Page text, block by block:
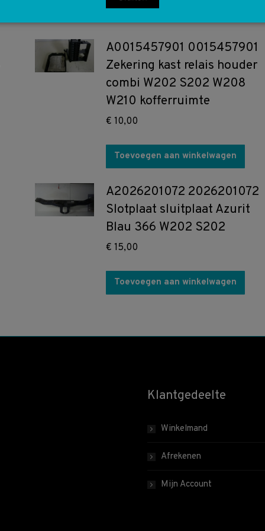
A0015457901 0015457901
Zekering kast relais houder
combi W202 S202 W208
W210 kofferruimte
€ 10,00
Toevoegen aan winkelwagen
A2026201072 2026201072
Slotplaat sluitplaat Azurit
Blau 366 W202 S202
€ 15,00
Toevoegen aan winkelwagen
Klantgedeelte
Winkelmand
Afrekenen
Mijn Account